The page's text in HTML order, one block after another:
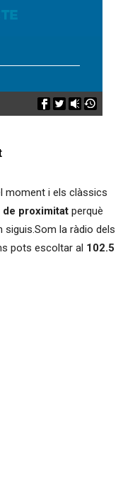
moment i els clàssics
de proximitat perquè
la ràdio dels
pots escoltar al 102.5